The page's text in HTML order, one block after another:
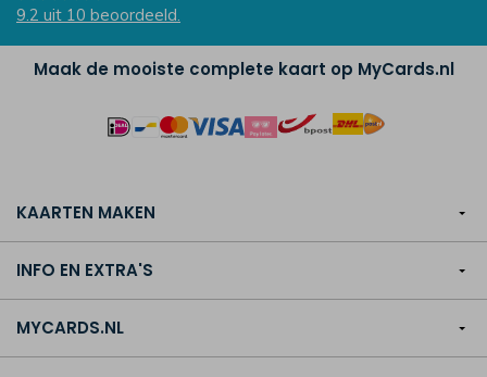
9.2 uit 10 beoordeeld.
Maak de mooiste complete kaart op MyCards.nl
KAARTEN MAKEN
INFO EN EXTRA'S
MYCARDS.NL